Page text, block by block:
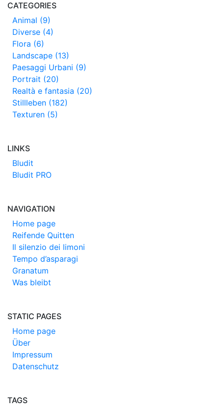
CATEGORIES
Animal (9)
Diverse (4)
Flora (6)
Landscape (13)
Paesaggi Urbani (9)
Portrait (20)
Realtà e fantasia (20)
Stillleben (182)
Texturen (5)
LINKS
Bludit
Bludit PRO
NAVIGATION
Home page
Reifende Quitten
Il silenzio dei limoni
Tempo d’asparagi
Granatum
Was bleibt
STATIC PAGES
Home page
Über
Impressum
Datenschutz
TAGS